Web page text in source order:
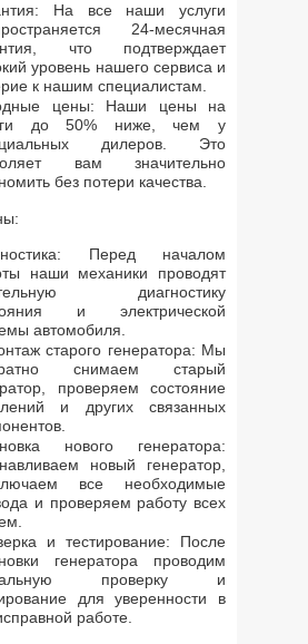
На все наши услуги
24-месячная
что подтверждает
уровень нашего сервиса и
к нашим специалистам.
цены: Наши цены на
до 50% ниже, чем у
дилеров. Это
вам значительно
без потери качества.
Перед началом
наши механики проводят
диагностику
и электрической
автомобиля.
старого генератора: Мы
снимаем старый
проверяем состояние
и других связанных
нового генератора:
новый генератор,
все необходимые
и проверяем работу всех
и тестирование: После
генератора проводим
проверку и
для уверенности в
работе.